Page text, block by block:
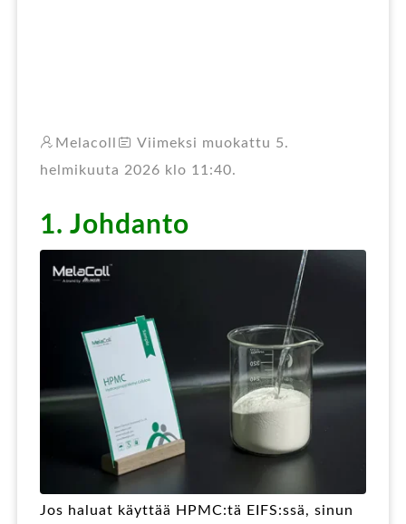
Melacoll
Viimeksi muokattu 5.
helmikuuta 2026 klo 11:40.
1. Johdanto
Jos haluat käyttää HPMC:tä EIFS:ssä, sinun